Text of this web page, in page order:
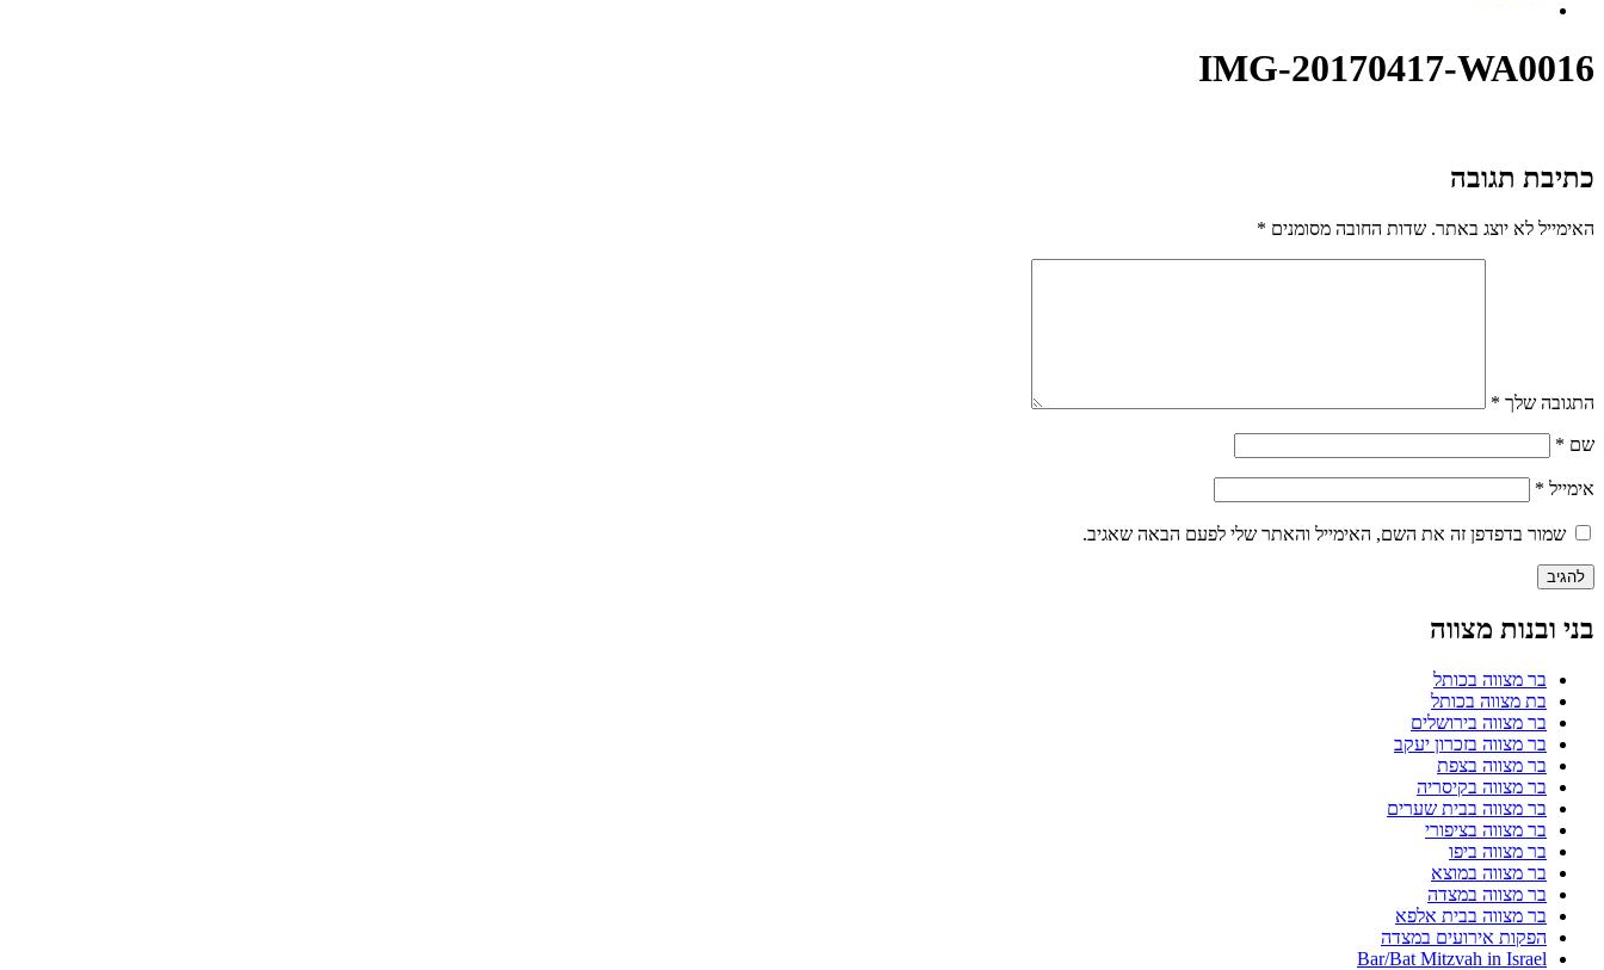
IMG-20170417-WA0016
כתיבת תגובה
האימייל לא יוצג באתר. שדות החובה מסומנים *
התגובה שלך *
שם *
אימייל *
שמור בדפדפן זה את השם, האימייל והאתר שלי לפעם הבאה שאגיב.
בני ובנות מצווה
בר מצווה בכותל
בת מצווה בכותל
בר מצווה בירושלים
בר מצווה בזכרון יעקב
בר מצווה בצפת
בר מצווה בקיסריה
בר מצווה בבית שערים
בר מצווה בציפורי
בר מצווה ביפו
בר מצווה במוצא
בר מצווה במצדה
בר מצווה בבית אלפא
הפקות אירועים במצדה
Bar/Bat Mitzvah in Israel